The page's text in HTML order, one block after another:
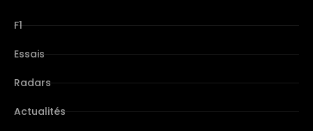
F1
Essais
Radars
Actualités